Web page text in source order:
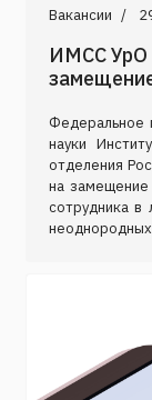
Вакансии
ИМСС УрО
Федеральное
науки
отделения
на замещение
сотрудника в
неоднородных